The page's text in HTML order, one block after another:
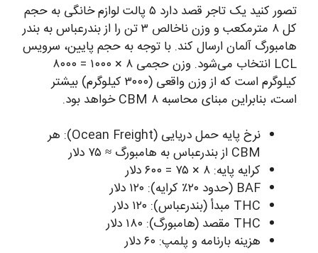
تصور کنید یک تاجر قصد دارد ۵ پالت لوازم خانگی به حجم
کل ۸ مترمکعب و وزن ناخالص ۳ تن را از بندرعباس به بندر
هامبورگ آلمان ارسال کند. با توجه به حجم پایین، سرویس
LCL انتخاب می‌شود. وزن حجمی ۸ × ۱۰۰۰ = ۸۰۰۰
کیلوگرم است که از وزن واقعی (۳۰۰۰ کیلوگرم) بیشتر
است، بنابراین مبنای محاسبه ۸ CBM خواهد بود.
نرخ پایه حمل دریایی (Ocean Freight): هر
CBM از بندرعباس به هامبورگ ≈ ۷۵ دلار
کرایه پایه: ۸ × ۷۵ = ۶۰۰ دلار
BAF (حدود ۲۰٪ کرایه): ۱۲۰ دلار
THC مبدأ (بندرعباس): ۱۲۰ دلار
THC مقصد (هامبورگ): ۱۸۰ دلار
هزینه بارنامه و پلمپ: ۶۰ دلار